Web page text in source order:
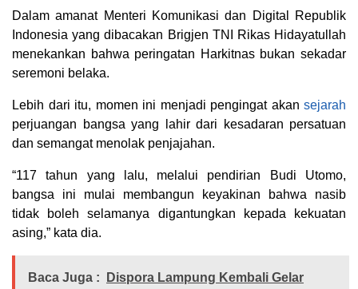
Dalam amanat Menteri Komunikasi dan Digital Republik
Indonesia yang dibacakan Brigjen TNI Rikas Hidayatullah
menekankan bahwa peringatan Harkitnas bukan sekadar
seremoni belaka.
Lebih dari itu, momen ini menjadi pengingat akan sejarah
perjuangan bangsa yang lahir dari kesadaran persatuan
dan semangat menolak penjajahan.
“117 tahun yang lalu, melalui pendirian Budi Utomo,
bangsa ini mulai membangun keyakinan bahwa nasib
tidak boleh selamanya digantungkan kepada kekuatan
asing,” kata dia.
Baca Juga :
Dispora Lampung Kembali Gelar